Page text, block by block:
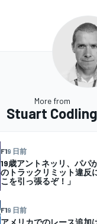
More from
Stuart Codling
F19 日前
19歳アントネッリ、パパ
のトラックリミット違反
こを引っ張るぞ！」
F19 日前
アメリカでのレース追加